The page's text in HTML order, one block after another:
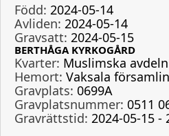
Född: 2024-05-14
Avliden: 2024-05-14
Gravsatt: 2024-05-15
BERTHÅGA KYRKOGÅRD
Kvarter: Muslimska
Hemort: Vaksala
Gravplats: 0699A
Gravplatsnummer: 0511
Gravrättstid: 2024-05-15 -